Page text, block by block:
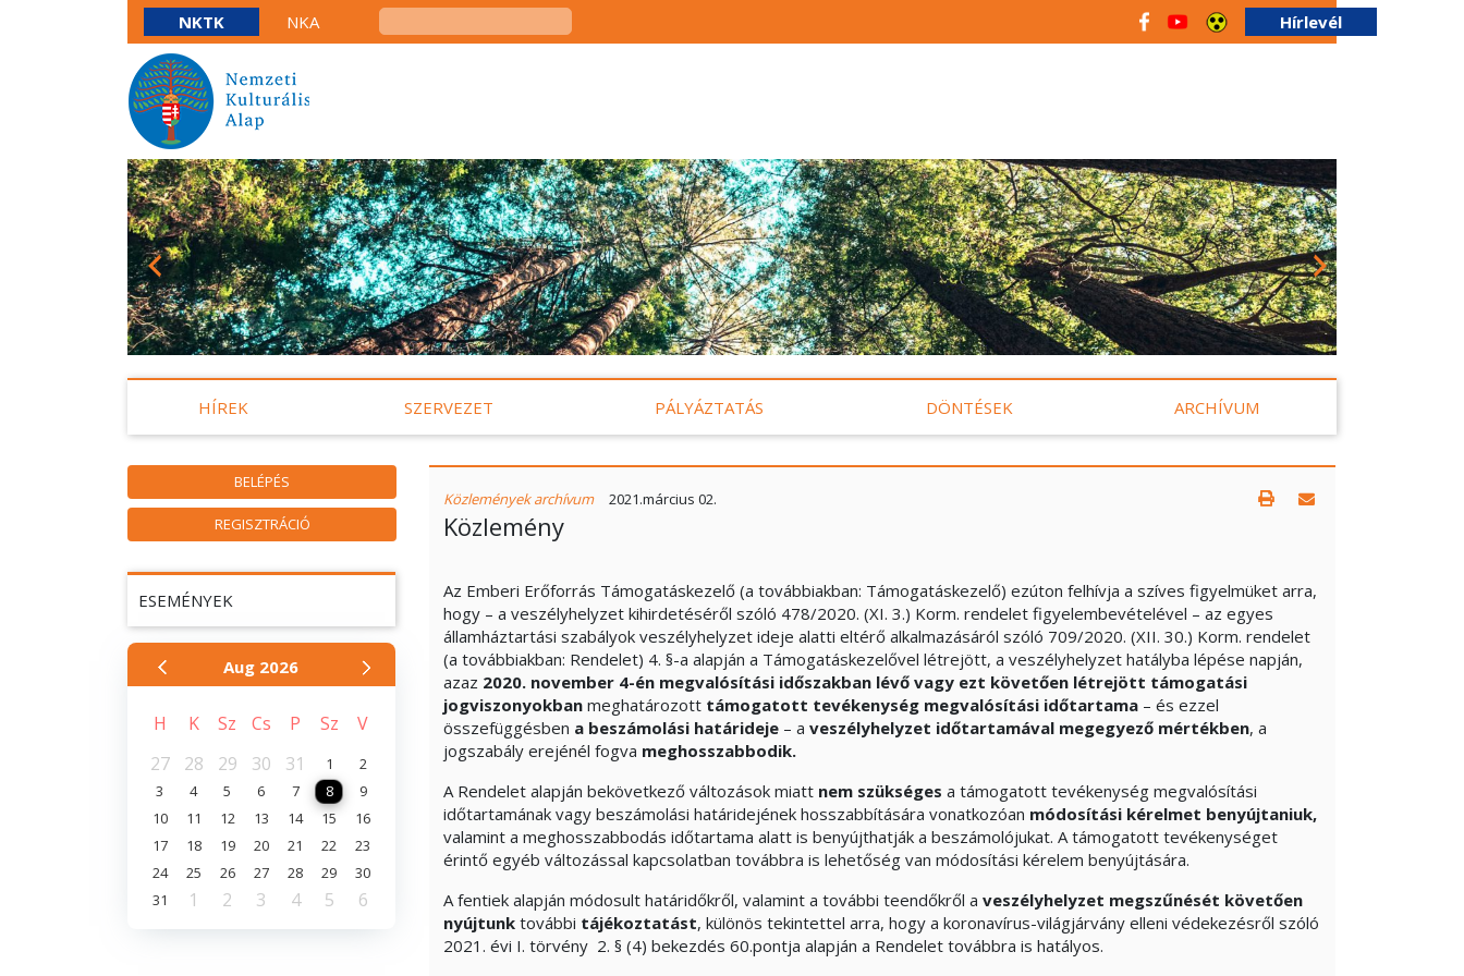
NKTK NKA Hírlevél
HÍREK SZERVEZET PÁLYÁZTATÁS DÖNTÉSEK ARCHÍVUM
BELÉPÉS
REGISZTRÁCIÓ
ESEMÉNYEK
Aug 2026
H K Sz Cs P Sz
V
27
28 29 30 31 1
2
3
4 5 6 7 8
9
10
11 12 13 14 15
16
17
18 19 20 21 22
23
24
25 26 27 28 29
30
31
1 2 3 4 5 6
Közlemények archívum 2021.március 02.
Közlemény
Az Emberi Erőforrás Támogatáskezelő (a továbbiakban: Támogatáskezelő) ezúton felhívja a szíves figyelmüket arra,
hogy – a veszélyhelyzet kihirdetéséről szóló 478/2020. (XI. 3.) Korm. rendelet figyelembevételével – az egyes
államháztartási szabályok veszélyhelyzet ideje alatti eltérő alkalmazásáról szóló 709/2020. (XII. 30.) Korm. rendelet
(a továbbiakban: Rendelet) 4. §-a alapján a Támogatáskezelővel létrejött, a veszélyhelyzet hatályba lépése napján,
azaz 2020. november 4-én megvalósítási időszakban lévő vagy ezt követően létrejött támogatási
jogviszonyokban meghatározott támogatott tevékenység megvalósítási időtartama – és ezzel
összefüggésben a beszámolási határideje – a veszélyhelyzet időtartamával megegyező mértékben, a
jogszabály erejénél fogva meghosszabbodik.
A Rendelet alapján bekövetkező változások miatt nem szükséges a támogatott tevékenység megvalósítási
időtartamának vagy beszámolási határidejének hosszabbítására vonatkozóan módosítási kérelmet benyújtaniuk,
valamint a meghosszabbodás időtartama alatt is benyújthatják a beszámolójukat. A támogatott tevékenységet
érintő egyéb változással kapcsolatban továbbra is lehetőség van módosítási kérelem benyújtására.
A fentiek alapján módosult határidőkről, valamint a további teendőkről a veszélyhelyzet megszűnését követően
nyújtunk további tájékoztatást, különös tekintettel arra, hogy a koronavírus-világjárvány elleni védekezésről szóló
2021. évi I. törvény 2. § (4) bekezdés 60.pontja alapján a Rendelet továbbra is hatályos.